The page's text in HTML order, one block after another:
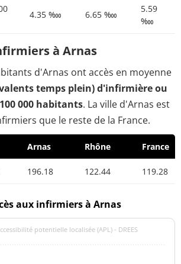
4.35 ‱ 6.65 ‱
5.59
‱
à Arnas
d'Arnas ont accès en moyenne
temps plein) d'infirmière ou
000 habitants. La ville d'Arnas est
que le reste de la France.
Arnas Rhône France
196.18 122.44 119.28
aux infirmiers à Arnas
potentielle localisée (APL) - DREES